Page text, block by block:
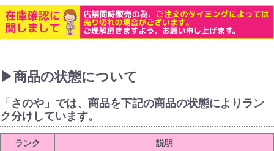
▶商品の状態について
「さのや」では、商品を下記の商品の状態によりラン
ク分けしています。
ランク
説明